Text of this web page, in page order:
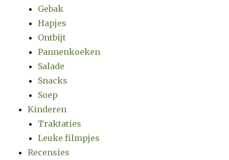
Gebak
Hapjes
Ontbijt
Pannenkoeken
Salade
Snacks
Soep
Kinderen
Traktaties
Leuke filmpjes
Recensies